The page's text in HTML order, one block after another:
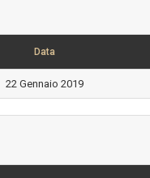
Data
22 Gennaio 2019